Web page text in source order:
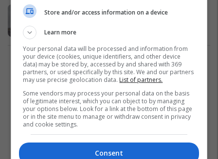
Gjermania fillon me transferimin e
Evropa
1
Store and/or access information on a device
Learn more
Your personal data will be processed and information from
your device (cookies, unique identifiers, and other device
data) may be stored by, accessed by and shared with 369
partners, or used specifically by this site. We and our partners
may use precise geolocation data. List of partners.
Some vendors may process your personal data on the basis
of legitimate interest, which you can object to by managing
your options below. Look for a link at the bottom of this page
or in the site menu to manage or withdraw consent in privacy
and cookie settings.
Consent